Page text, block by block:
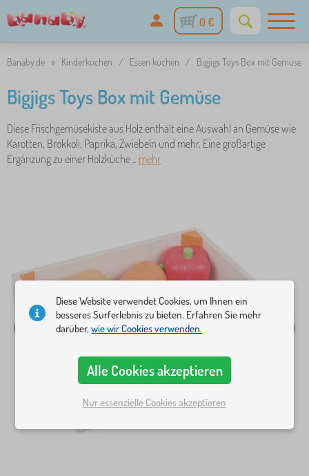
0 €
Banaby.de » Kinderküchen / Essen küchen / Bigjigs Toys Box mit Gemüse
Bigjigs Toys Box mit Gemüse
Diese Frischgemüsekiste aus Holz enthält eine Auswahl an Gemüse wie
Karotten, Brokkoli, Paprika, Zwiebeln und mehr. Eine großartige
Ergänzung zu einer Holzküche .. mehr
Diese Website verwendet Cookies, um Ihnen ein
besseres Surferlebnis zu bieten. Erfahren Sie mehr
darüber,wie wir Cookies verwenden.
Alle Cookies akzeptieren
Nur essenzielle Cookies akzeptieren